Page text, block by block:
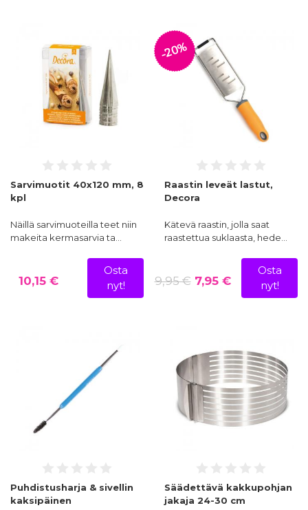
Sarvimuotit 40x120 mm, 8
kpl
Näillä sarvimuoteilla teet niin
makeita kermasarvia ta…
10,15 €
Osta
nyt!
-20%
Raastin leveät lastut,
Decora
Kätevä raastin, jolla saat
raastettua suklaasta, hede…
9,95 €7,95 €
Osta
nyt!
Puhdistusharja & sivellin
kaksipäinen
Säädettävä kakkupohjan
jakaja 24-30 cm